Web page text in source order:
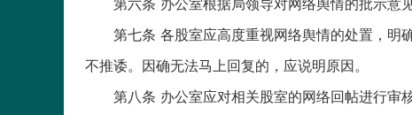
第六条 办公室根据局领导对网络舆情的批示意
第七条 各股室应高度重视网络舆情的处置，明
不推诿。因确无法马上回复的，应说明原因。
第八条 办公室应对相关股室的网络回帖进行审